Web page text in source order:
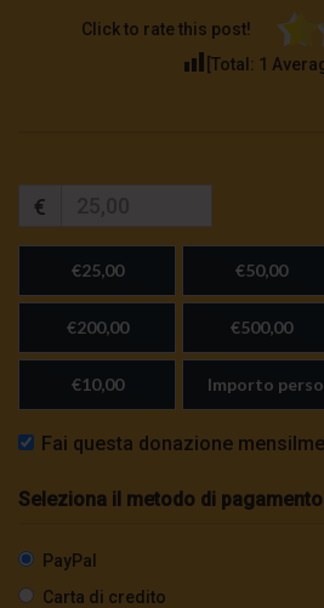
Click to rate this post!
[Total: 1
€
€25,00 €50,00
€200,00 €500,00
€10,00 Importo
Fai questa donazione
Seleziona il metodo di pagamento
PayPal
Carta di credito